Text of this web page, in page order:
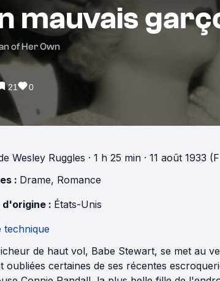
mauvais
of Her Own
21 0
Wesley Ruggles · 1 h 25 min · 11 août 1933
: Drame, Romance
d'origine : États-Unis
technique
de haut vol, Babe Stewart, se met au
oubliées certaines de ses récentes